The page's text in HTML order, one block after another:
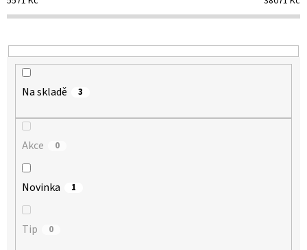
r
o
u
Na skladě 3
Akce 0
Novinka 1
Tip 0